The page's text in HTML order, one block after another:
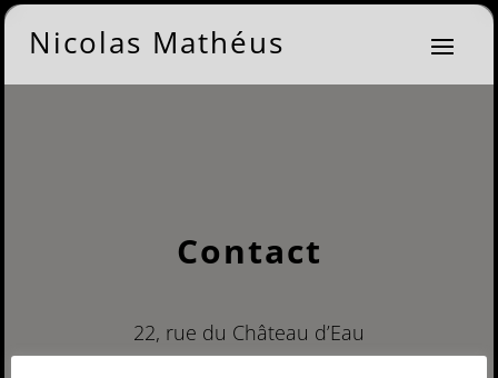
Nicolas Mathéus
Contact
22, rue du Château d’Eau
F-75010 PARIS